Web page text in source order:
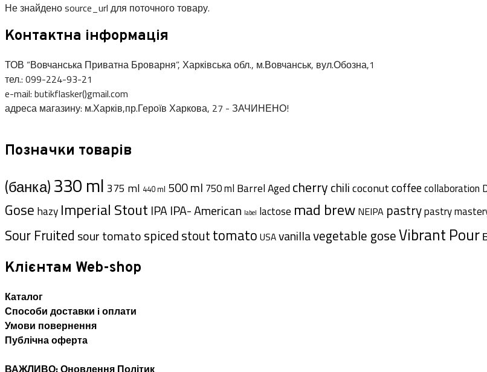
Не знайдено source_url для поточного товару.
Контактна інформація
ТОВ “Вовчанська Приватна Броварня”, Харківська обл., м.Вовчанськ, вул.Обозна,1
тел.: 099-224-93-21
e-mail: butikflasker()gmail.com
адреса магазину: м.Харків,пр.Героїв Харкова, 27 - ЗАЧИНЕНО!
Позначки товарів
(банка)330 ml 375 ml 440 ml 500 ml 750 ml Barrel Aged cherrychilicoconutcoffeecollaboration
Gose hazy Imperial Stout IPA IPA- American label lactose mad brew NEIPA pastrypastry
Sour Fruited sour tomatospicedstouttomato USAvanillavegetable goseVibrant Pour
Клієнтам Web-shop
Каталог
Способи доставки i оплати
Умови повернення
Публічна оферта
ВАЖЛИВО: Оновлення Політик